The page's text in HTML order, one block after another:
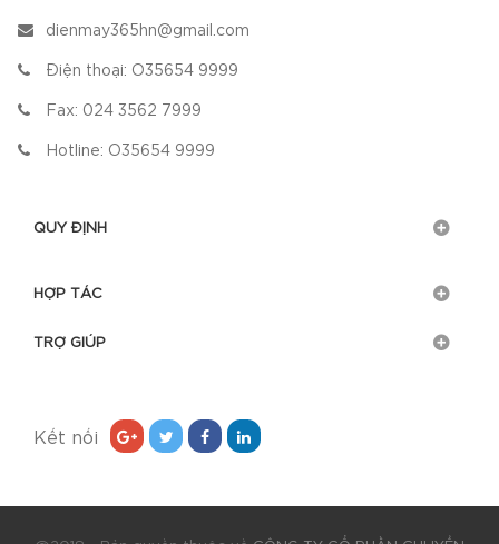
dienmay365hn@gmail.com
Điện thoại: O35654 9999
Fax: 024 3562 7999
Hotline: O35654 9999
QUY ĐỊNH
HỢP TÁC
TRỢ GIÚP
Kết nối